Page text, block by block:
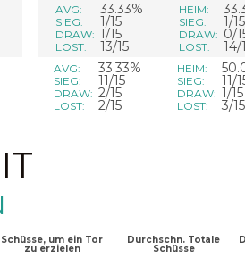
AVG: 33.33%
SIEG: 1/15
DRAW: 1/15
LOST: 13/15
HEIM:
SIEG: 1/15
DRAW: 0/
LOST: 14/
AVG: 33.33%
SIEG: 11/15
DRAW: 2/15
LOST: 2/15
HEIM:
SIEG: 11/
DRAW: 1/15
LOST: 3/15
Schüsse, um ein Tor
zu erzielen
Durchschn. Totale
Schüsse